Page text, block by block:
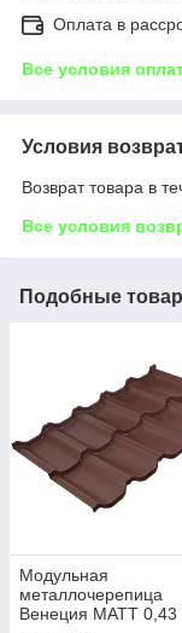
Оплата в
Все условия
Условия
Возврат товара в
Все условия
Подобные
Модульная
металлочерепица
Венеция МАТТ 0,43